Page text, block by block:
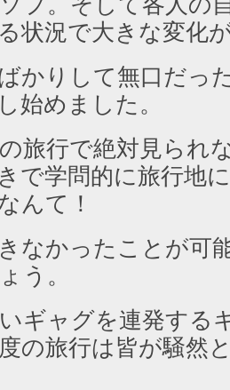
状況で大きな変化
かりして無口だっ
始めました。
旅行で絶対見られ
で学問的に旅行地
んて！
なかったことが可
う。
ギャグを連発する
の旅行は皆が騒然